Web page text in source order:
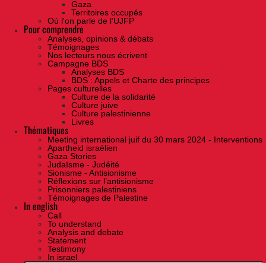
Gaza
Territoires occupés
Où l'on parle de l'UJFP
Pour comprendre
Analyses, opinions & débats
Témoignages
Nos lecteurs nous écrivent
Campagne BDS
Analyses BDS
BDS : Appels et Charte des principes
Pages culturelles
Culture de la solidarité
Culture juive
Culture palestinienne
Livres
Thématiques
Meeting international juif du 30 mars 2024 - Interventions
Apartheid israélien
Gaza Stories
Judaïsme - Judéité
Sionisme - Antisionisme
Réflexions sur l’antisionisme
Prisonniers palestiniens
Témoignages de Palestine
In english
Call
To understand
Analysis and debate
Statement
Testimony
In israel